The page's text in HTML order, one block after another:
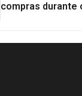
compras durante